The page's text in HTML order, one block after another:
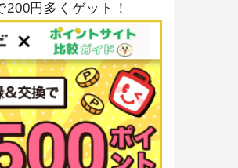
円多くゲット！